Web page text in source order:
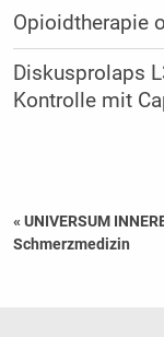
Opioidtherapie
Diskusprolaps
Kontrolle mit
« UNIVERSUM
Schmerzmedizin